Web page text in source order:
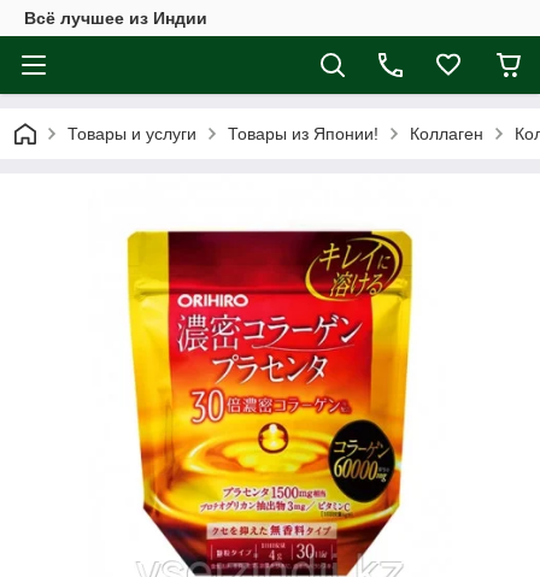
Всё лучшее из Индии
Товары и услуги Товары из Японии! Коллаген